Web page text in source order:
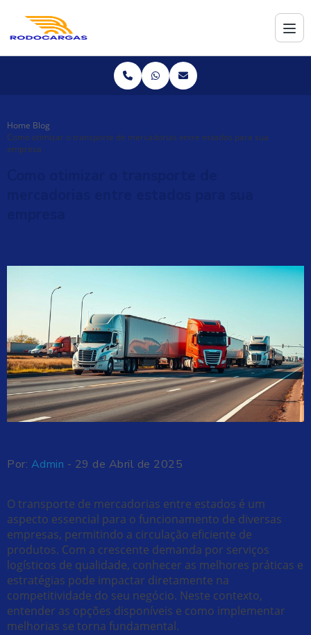
Home Blog
Como otimizar o transporte de mercadorias entre estados para sua
empresa
Por: Admin - 29 de Abril de 2025
O transporte de mercadorias entre estados é um
aspecto essencial para o funcionamento de diversas
empresas, permitindo a circulação eficiente de
produtos. Com a crescente demanda por serviços
logísticos de qualidade, conhecer as melhores práticas e
estratégias pode impactar diretamente na
competitividade do seu negócio. Neste contexto,
entender as opções disponíveis e como implementar
melhorias se torna fundamental.